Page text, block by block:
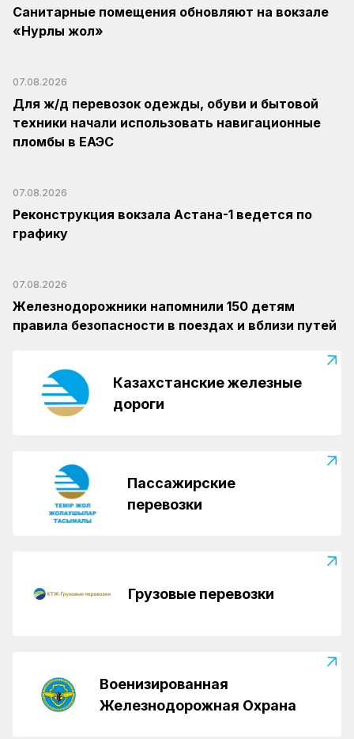
Санитарные помещения обновляют на вокзале
«Нурлы жол»
07.08.2026
Для ж/д перевозок одежды, обуви и бытовой
техники начали использовать навигационные
пломбы в ЕАЭС
07.08.2026
Реконструкция вокзала Астана-1 ведется по
графику
07.08.2026
Железнодорожники напомнили 150 детям
правила безопасности в поездах и вблизи путей
Казахстанские железные
дороги
Пассажирские
перевозки
Грузовые перевозки
Военизированная
Железнодорожная Охрана